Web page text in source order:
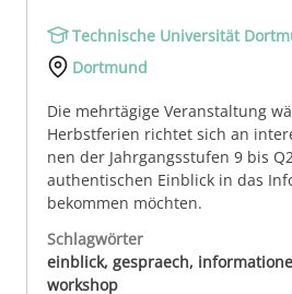
Technische Universität
Dortmund
Die mehrtägige Ver­an­stal­tung
Herbstferien richtet sich an
nen der Jahrgangsstufen 9 bis
authentischen Einblick in das
bekommen möchten.
Schlagwörter
einblick, gespraech,
workshop